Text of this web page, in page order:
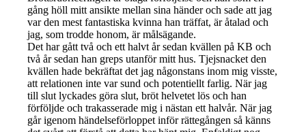
gång höll mitt ansikte mellan sina händer och sade att jag
var den mest fantastiska kvinna han träffat, är åtalad och
jag, som trodde honom, är målsägande.
Det har gått två och ett halvt år sedan kvällen på KB och
två år sedan han greps utanför mitt hus. Tjejsnacket den
kvällen hade bekräftat det jag någonstans inom mig visste,
att relationen inte var sund och potentiellt farlig. När jag
till slut lyckades göra slut, bröt helvetet lös och han
förföljde och trakasserade mig i nästan ett halvår. När jag
går igenom händelseförloppet inför rättegången så känns